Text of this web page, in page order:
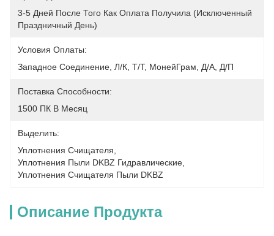
3-5 Дней После Того Как Оплата Получила (исключенный
Праздничный День)
Условия Оплаты:
Западное Соединение, Л/К, Т/Т, МонейГрам, Д/А, Д/П
Поставка Способности:
1500 ПК В Месяц
Выделить:
Уплотнения Счищателя
Уплотнения Пыли DKBZ Гидравлические
Уплотнения Счищателя Пыли DKBZ
Описание Продукта